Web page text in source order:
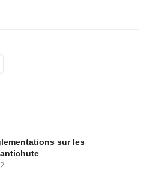
sur les